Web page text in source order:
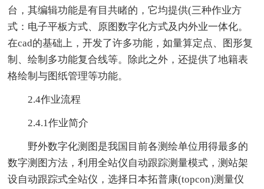
台，其编辑功能是有目共睹的，它均提供(三种作业方
式：电子平板方式、原图数字化方式及内外业一体化。
在cad的基础上，开发了许多功能，如量算定点、图形复
制、绘制多功能复合线等。除此之外，还提供了地籍表
格绘制与图纸管理等功能。
2.4作业流程
2.4.1作业简介
野外数字化测图是我国目前各测绘单位用得最多的
数字测图方法，利用全站仪自动跟踪测量模式，测站架
设自动跟踪式全站仪，选择日本拓普康(topcon)测量仪